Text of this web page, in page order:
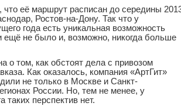
её маршрут расписан до середины
Ростов-на-Дону. Так что у
года есть уникальная возможность
ещё не было и, возможно, никогда больше
о том, как обстоят дела с привозом
Как оказалось, компания «АртГит»
не только в Москве и Санкт-
России. Но, тем не менее, у
таких перспектив нет.